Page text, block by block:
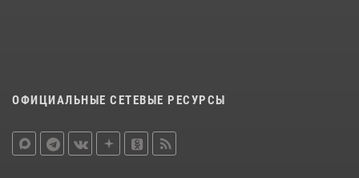
ОФИЦИАЛЬНЫЕ СЕТЕВЫЕ РЕСУРСЫ